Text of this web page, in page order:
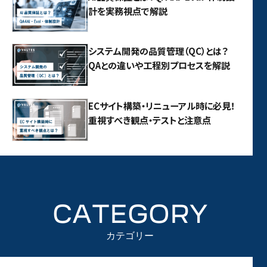
計を実務視点で解説
システム開発の品質管理（QC）とは？
QAとの違いや工程別プロセスを解説
ECサイト構築・リニューアル時に必見！
重視すべき観点・テストと注意点
CATEGORY
カテゴリー